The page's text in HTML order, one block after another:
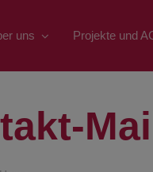
uns Projekte und